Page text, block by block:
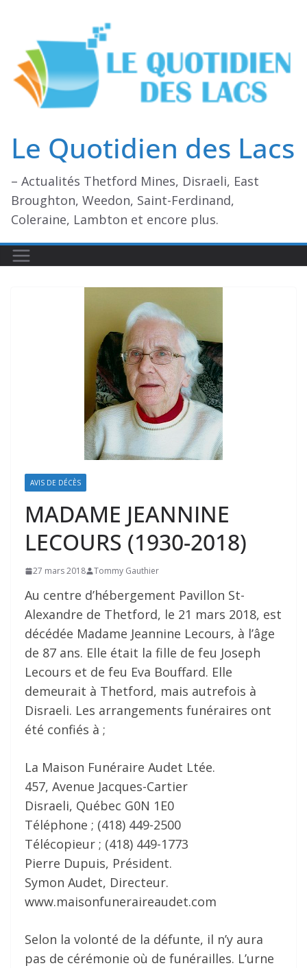
contenu
Le Quotidien des Lacs
– Actualités Thetford Mines, Disraeli, East
Broughton, Weedon, Saint-Ferdinand,
Coleraine, Lambton et encore plus.
AVIS DE DÉCÈS
MADAME JEANNINE
LECOURS (1930-2018)
27 mars 2018 Tommy Gauthier
Au centre d’hébergement Pavillon St-
Alexandre de Thetford, le 21 mars 2018, est
décédée Madame Jeannine Lecours, à l’âge
de 87 ans. Elle était la fille de feu Joseph
Lecours et de feu Eva Bouffard. Elle
demeurait à Thetford, mais autrefois à
Disraeli. Les arrangements funéraires ont
été confiés à ;
La Maison Funéraire Audet Ltée.
457, Avenue Jacques-Cartier
Disraeli, Québec G0N 1E0
Téléphone ; (418) 449-2500
Télécopieur ; (418) 449-1773
Pierre Dupuis, Président.
Symon Audet, Directeur.
www.maisonfuneraireaudet.com
Selon la volonté de la défunte, il n’y aura
pas de cérémonie où de funérailles. L’urne